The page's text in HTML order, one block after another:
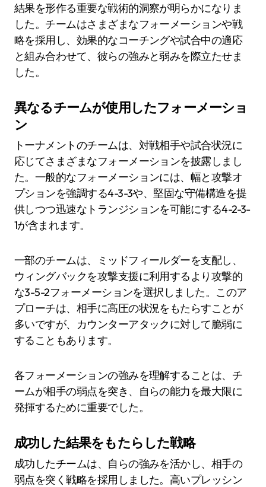
結果を形作る重要な戦術的洞察が明らかになりま
した。チームはさまざまなフォーメーションや戦
略を採用し、効果的なコーチングや試合中の適応
と組み合わせて、彼らの強みと弱みを際立たせま
した。
異なるチームが使用したフォーメーショ
ン
トーナメントのチームは、対戦相手や試合状況に
応じてさまざまなフォーメーションを披露しまし
た。一般的なフォーメーションには、幅と攻撃オ
プションを強調する4-3-3や、堅固な守備構造を提
供しつつ迅速なトランジションを可能にする4-2-3-
1が含まれます。
一部のチームは、ミッドフィールダーを支配し、
ウィングバックを攻撃支援に利用するより攻撃的
な3-5-2フォーメーションを選択しました。このア
プローチは、相手に高圧の状況をもたらすことが
多いですが、カウンターアタックに対して脆弱に
することもあります。
各フォーメーションの強みを理解することは、チ
ームが相手の弱点を突き、自らの能力を最大限に
発揮するために重要でした。
成功した結果をもたらした戦略
成功したチームは、自らの強みを活かし、相手の
弱点を突く戦略を採用しました。高いプレッシン